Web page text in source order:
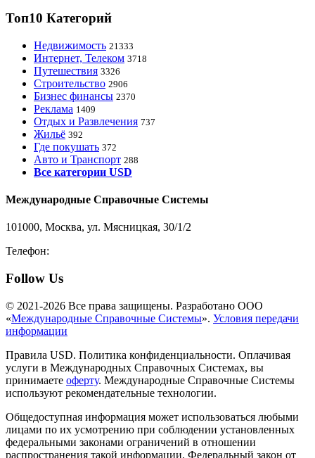
Топ10 Категорий
Недвижимость 21333
Интернет, Телеком 3718
Путешествия 3326
Строительство 2906
Бизнес финансы 2370
Реклама 1409
Отдых и Развлечения 737
Жильё 392
Где покушать 372
Авто и Транспорт 288
Все категории USD
Международные Справочные Системы
101000, Москва, ул. Мясницкая, 30/1/2
Телефон:
Follow Us
© 2021-2026 Все права защищены. Разработано ООО
«Международные Справочные Системы». Условия передачи
информации
Правила USD. Политика конфиденциальности. Оплачивая
услуги в Международных Справочных Системах, вы
принимаете оферту. Международные Справочные Системы
используют рекомендательные технологии.
Общедоступная информация может использоваться любыми
лицами по их усмотрению при соблюдении установленных
федеральными законами ограничений в отношении
распространения такой информации. Федеральный закон от